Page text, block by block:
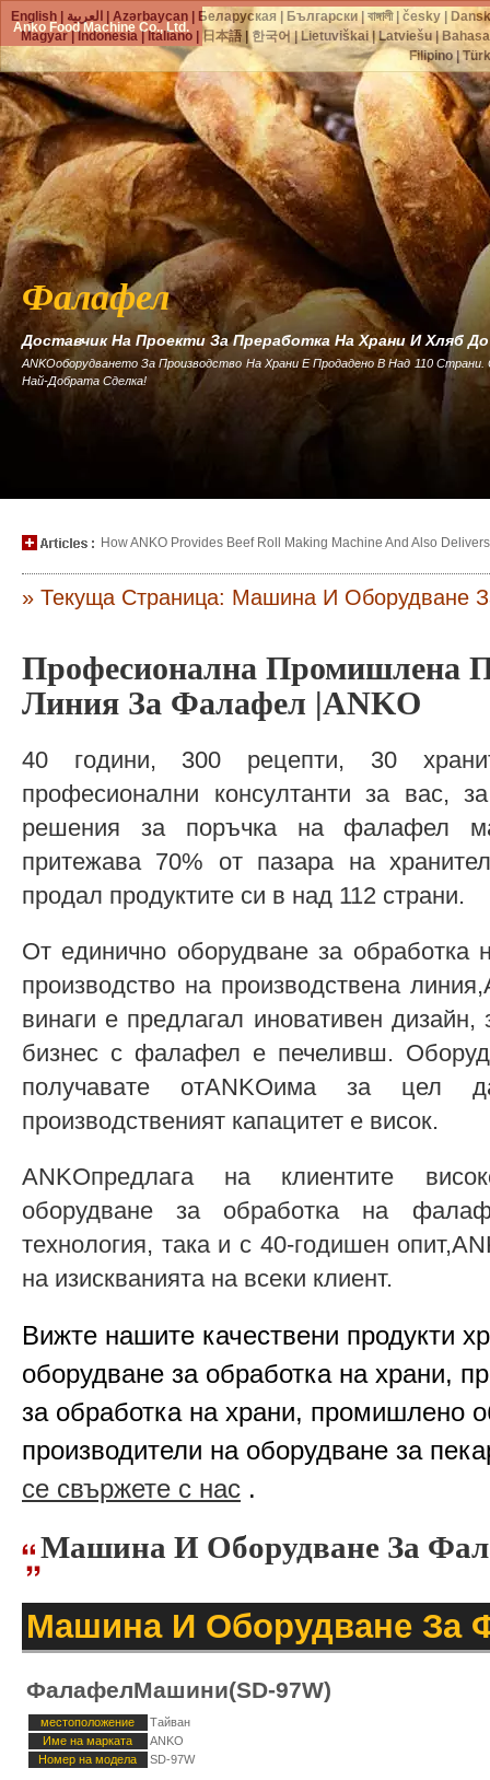
Anko Food Machine Co., Ltd.
Фалафел
Доставчик На Проекти За Преработка На Храни И Хляб
ANKOоборудването За Производство На Храни Е Продадено В Над 110
Най-Добрата Сделка!
How ANKO Provides Beef Roll Making Machine And Also
» Текуща Страница: Машина И Оборудване
Професионална Промишлена
Линия За Фалафел |ANKO
40 години, 300 рецепти, 30
професионални консултанти за вас,
решения за поръчка на фалафел
притежава 70% от пазара на
продал продуктите си в над 112 страни.
От единично оборудване за обработка
производство на производствена
винаги е предлагал иновативен
бизнес с фалафел е печеливш.
получавате отANKOима за цел
производственият капацитет е висок.
ANKOпредлага на клиентите
оборудване за обработка на
технология, така и с 40-годишен
на изискванията на всеки клиент.
Вижте нашите качествени продукти
оборудване за обработка на храни,
за обработка на храни, промишлено
производители на оборудване за
се свържете с нас .
Машина И Оборудване За
Машина И Оборудване За
ФалафелМашини(SD-97W)
местоположение
Тайван
Име на марката
ANKO
Номер на модела
SD-97W
English العربية |Azərbaycan Беларуская Български |বাঙ্গালী|česky
Magyar|Indonesia| Italiano| 日本語|한국어|Lietuviškai|Latviešu|
Filipino|